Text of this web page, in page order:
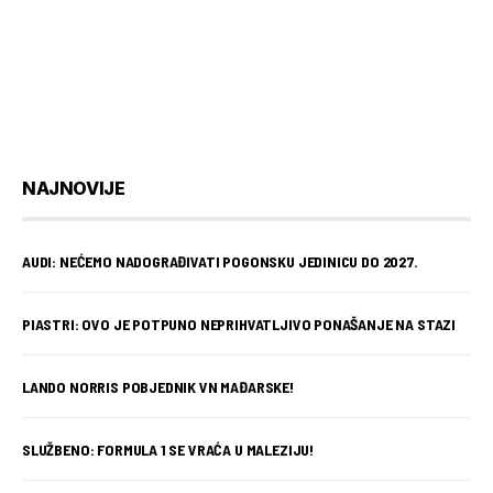
NAJNOVIJE
AUDI: NEĆEMO NADOGRAĐIVATI POGONSKU JEDINICU DO 2027.
PIASTRI: OVO JE POTPUNO NEPRIHVATLJIVO PONAŠANJE NA STAZI
LANDO NORRIS POBJEDNIK VN MAĐARSKE!
SLUŽBENO: FORMULA 1 SE VRAĆA U MALEZIJU!